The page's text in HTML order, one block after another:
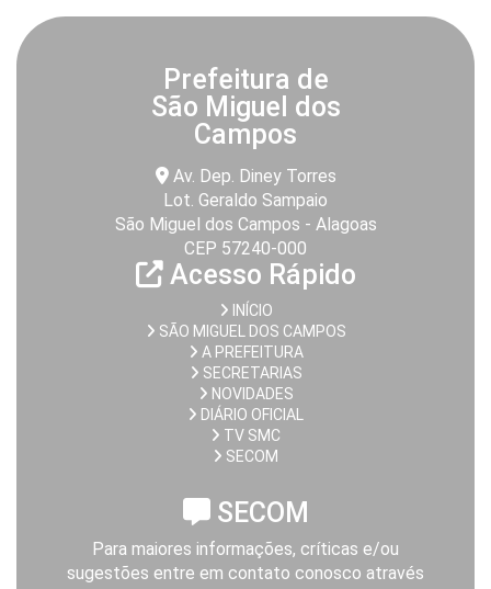
Prefeitura de
São Miguel dos
Campos
Av. Dep. Diney Torres
Lot. Geraldo Sampaio
São Miguel dos Campos - Alagoas
CEP 57240-000
Acesso Rápido
INÍCIO
SÃO MIGUEL DOS CAMPOS
A PREFEITURA
SECRETARIAS
NOVIDADES
DIÁRIO OFICIAL
TV SMC
SECOM
SECOM
Para maiores informações, críticas e/ou
sugestões entre em contato conosco através